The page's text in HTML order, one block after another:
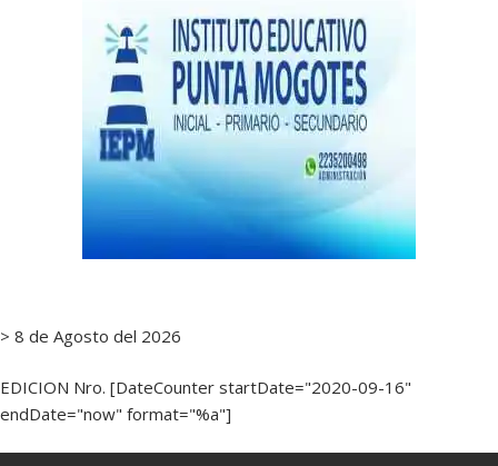
> 8 de Agosto del 2026
EDICION Nro. [DateCounter startDate="2020-09-16"
endDate="now" format="%a"]